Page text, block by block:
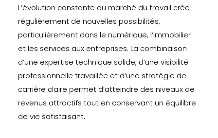
L’évolution constante du marché du travail crée
régulièrement de nouvelles possibilités,
particulièrement dans le numérique, l’immobilier
et les services aux entreprises. La combinaison
d’une expertise technique solide, d’une visibilité
professionnelle travaillée et d’une stratégie de
carrière claire permet d’atteindre des niveaux de
revenus attractifs tout en conservant un équilibre
de vie satisfaisant.